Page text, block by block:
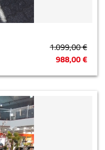
1.099,00 €
988,00 €